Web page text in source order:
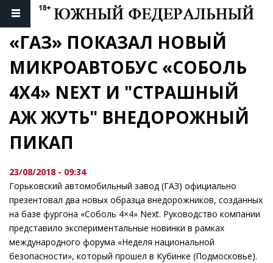
«ГАЗ» ПОКАЗАЛ НОВЫЙ
МИКРОАВТОБУС «СОБОЛЬ
4Х4» NEXT И "СТРАШНЫЙ
АЖ ЖУТЬ" ВНЕДОРОЖНЫЙ
ПИКАП
23/08/2018 - 09:34
Горьковский автомобильный завод (ГАЗ) официально
презентовал два новых образца внедорожников, созданных
на базе фургона «Соболь 4×4» Next. Руководство компании
представило экспериментальные новинки в рамках
международного форума «Неделя национальной
безопасности», который прошел в Кубинке (Подмосковье).